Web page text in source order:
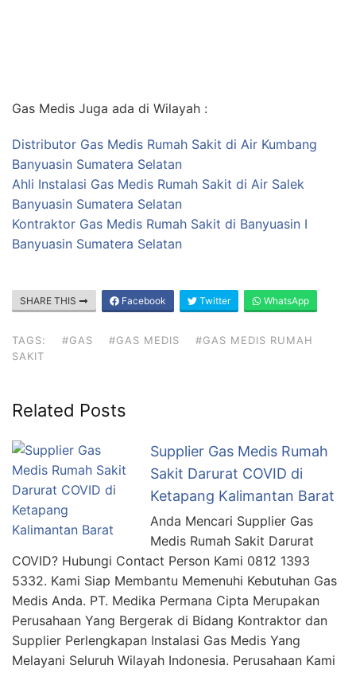
Gas Medis Juga ada di Wilayah :
Distributor Gas Medis Rumah Sakit di Air Kumbang
Banyuasin Sumatera Selatan
Ahli Instalasi Gas Medis Rumah Sakit di Air Salek
Banyuasin Sumatera Selatan
Kontraktor Gas Medis Rumah Sakit di Banyuasin I
Banyuasin Sumatera Selatan
SHARE THIS Facebook Twitter WhatsApp
TAGS: #GAS #GAS MEDIS
#GAS MEDIS RUMAH
SAKIT
Related Posts
Supplier Gas Medis Rumah
Sakit Darurat COVID di
Ketapang Kalimantan Barat
Anda Mencari Supplier Gas
Medis Rumah Sakit Darurat
COVID? Hubungi Contact Person Kami 0812 1393
5332. Kami Siap Membantu Memenuhi Kebutuhan Gas
Medis Anda. PT. Medika Permana Cipta Merupakan
Perusahaan Yang Bergerak di Bidang Kontraktor dan
Supplier Perlengkapan Instalasi Gas Medis Yang
Melayani Seluruh Wilayah Indonesia. Perusahaan Kami